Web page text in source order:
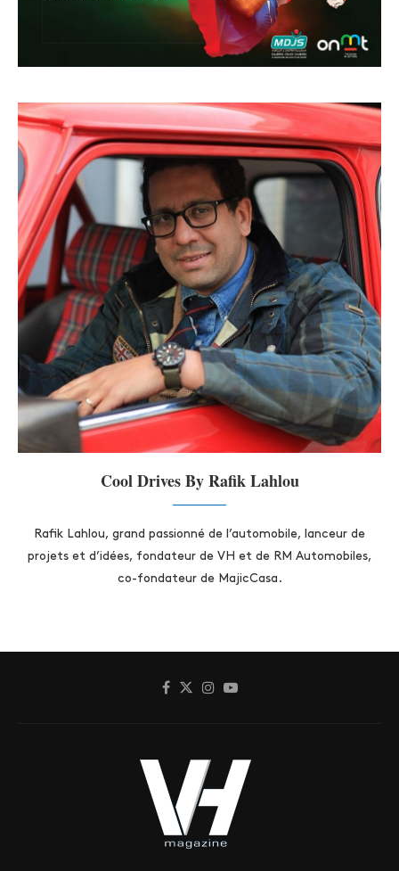
Cool Drives By Rafik Lahlou
Rafik Lahlou, grand passionné de l’automobile, lanceur de
projets et d’idées, fondateur de VH et de RM Automobiles,
co-fondateur de MajicCasa.